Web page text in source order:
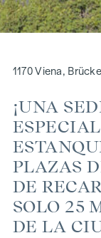
1170 Viena,
¡UNA
PLAZAS
DE
SOLO 25
DE LA